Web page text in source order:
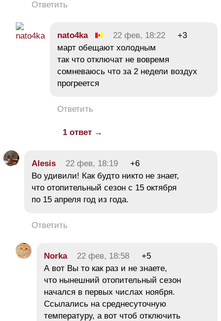
Ответить
nato4ka 22 фев, 18:22
+3
март обещают холодным
так что отключат не вовремя
сомневаюсь что за 2 недели воздух
прогреется
Ответить
1 ответ →
Alesis 22 фев, 18:19
+6
Во удивили! Как будто никто не знает,
что отопительный сезон с 15 октября
по 15 апреля год из года.
Ответить
Norka 22 фев, 18:58
+5
А вот Вы то как раз и не знаете,
что нынешний отопительный сезон
начался в первых числах ноября.
Ссылались на среднесуточную
температуру, а вот чтоб отключить